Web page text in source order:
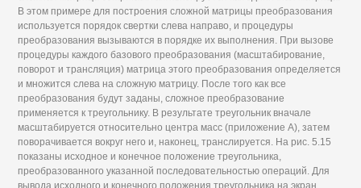
В этом примере для построения сложной матрицы преобразования
используется порядок свертки слева направо, и процедуры
преобразования вызываются в порядке их выполнения. При вызове
процедуры каждого базового преобразования (масштабирование,
поворот и трансляция) матрица этого преобразования определяется
и множится слева на сложную матрицу. После того как все
преобразования будут заданы, сложное преобразование
применяется к треугольнику. В результате треугольник вначале
масштабируется относительно центра масс (приложение А), затем
поворачивается вокруг него и, наконец, транслируется. На рис. 5.15
показаны исходное и конечное положение треугольника,
преобразованного указанной последовательностью операций. Для
вывода исходного и конечного положения треугольника на экран